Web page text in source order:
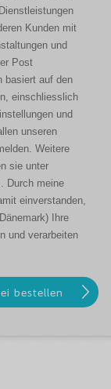
Kunden mit
und
Post
basiert auf den
einschliesslich
und
unseren
Weitere
sie unter
Durch meine
einverstanden,
Ihre
und verarbeiten